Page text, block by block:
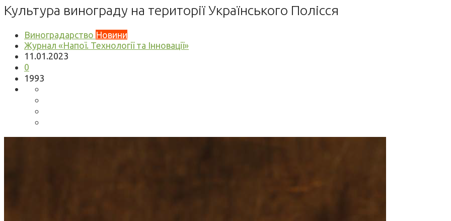
Культура винограду на території Українського Полісся
Виноградарство Новини
Журнал «Напої. Технології та Інновації»
11.01.2023
0
1993